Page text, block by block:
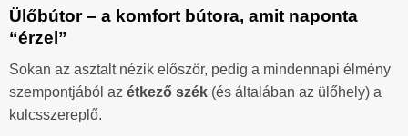
Ülőbútor – a komfort bútora, amit naponta
“érzel”
Sokan az asztalt nézik először, pedig a mindennapi élmény
szempontjából az étkező szék (és általában az ülőhely) a
kulcsszereplő.